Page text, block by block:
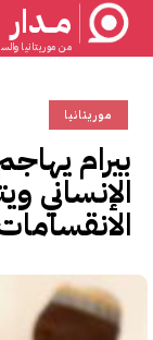
مــدار
من موريتانيا
موريتانيا
بيرام
الإنساني